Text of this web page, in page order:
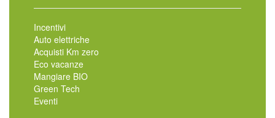
Incentivi
Auto elettriche
Acquisti Km zero
Eco vacanze
Mangiare BIO
Green Tech
Eventi